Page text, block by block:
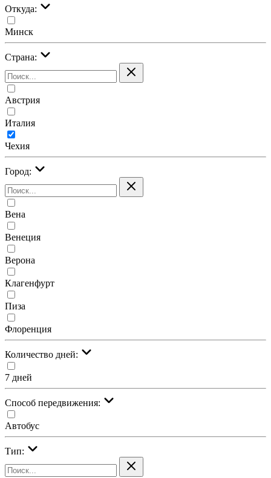
Откуда:
Минск
Страна:
Австрия
Италия
Чехия
Город:
Вена
Венеция
Верона
Клагенфурт
Пиза
Флоренция
Количество дней:
7 дней
Cпособ передвижения:
Автобус
Тип: